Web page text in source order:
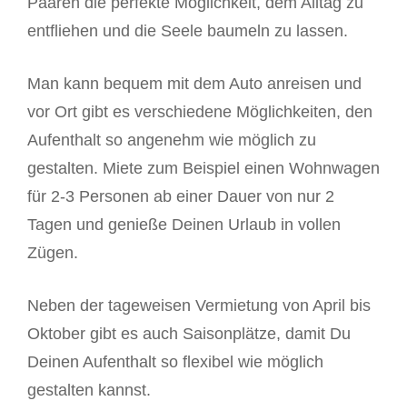
entfliehen und die Seele baumeln zu lassen.
Man kann bequem mit dem Auto anreisen und
vor Ort gibt es verschiedene Möglichkeiten, den
Aufenthalt so angenehm wie möglich zu
gestalten. Miete zum Beispiel einen Wohnwagen
für 2-3 Personen ab einer Dauer von nur 2
Tagen und genieße Deinen Urlaub in vollen
Zügen.
Neben der tageweisen Vermietung von April bis
Oktober gibt es auch Saisonplätze, damit Du
Deinen Aufenthalt so flexibel wie möglich
gestalten kannst.